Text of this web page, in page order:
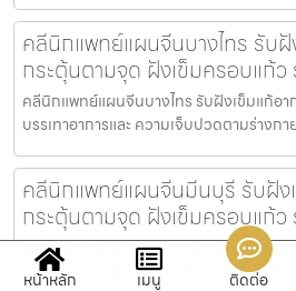
คลีนิกแพทย์แผนจีนบางไทร รับฝั
กระตุ้นตามจุด ฝังเข็มครอบแก้ว
คลีนิกแพทย์แผนจีนบางไทร รับฝังเข็มแก้อา
บรรเทาอาการและ ความเจ็บปวดตามร่าง
คลีนิกแพทย์แผนจีนมีนบุรี รับฝัง
กระตุ้นตามจุด ฝังเข็มครอบแก้ว
คลีนิกแพทย์แผนจีนมีนบุรี รับฝังเข็มแก้อาก
บรรเทาอาการและ ความเจ็บปวดตามร่าง
หน้าหลัก เมนู ติดต่อ